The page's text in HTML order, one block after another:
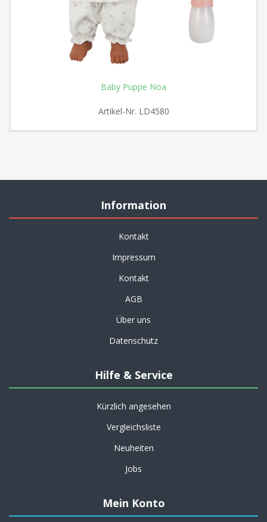
Baby Puppe Noa
Artikel-Nr. LD4580
Information
Kontakt
Impressum
Kontakt
AGB
Über uns
Datenschutz
Hilfe & Service
Kürzlich angesehen
Vergleichsliste
Neuheiten
Jobs
Mein Konto